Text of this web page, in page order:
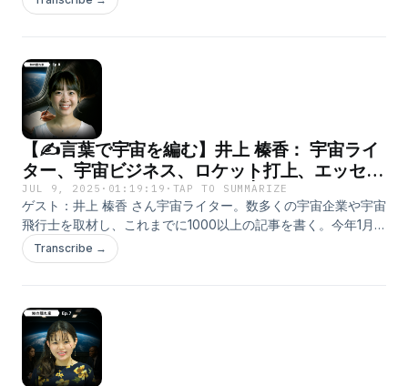
53:59 ヒューマノイド in space56:28 形を変えて姿勢を制御す
はやぶさ２を振り返る1:23:03 はやぶさ１を振り返る1:28:17 イ
トカワにタッチダウン1:38:00 太陽追尾運動1:41:34 土星の環を
通過するミッション1:46:18 科学ミッションの行方1:47:57 作家
＆研究者"知の隠れ家 Den of the Unknown"Patreon:
https://www.patreon.com/c/ChinoKakuregaX:
https://x.com/_hirototamuraInstagram:
https://www.instagram.com/_hirototamura/
email: joaquin.armijo@ipmu.jpタイムスタンプ：0:00 イントロ
フェイド）と超新星23:46 ハッブルの法則28:17 宇宙マイクロ
波背景放射30:48 バリオン音響振動34:00 宇宙の巨視的構造
40:40 修正重力理論47:52 宇宙空洞（ボイド）49:30 ダークマ
ター（暗黒物質）50:49 質量不足問題54:15 重力レンズ56:21 強
い重力レンズ59:55 すばる望遠鏡1:02:09 ブラックホール
1:05:05 ブラックホールはどう作られるのか？1:14:07 特異点
（シンギュラリティ）1:18:23 重力波1:25:34 重力波で測定でき
ること1:30:59 データ駆動型発見"知の隠れ家 Den of the
Unknown"Patreon:
https://www.patreon.com/c/ChinoKakuregaX:
https://x.com/_hirototamuraInstagram:
【✍️言葉で宇宙を編む】井上 榛香： 宇宙ライ
ター、宇宙ビジネス、ロケット打上、エッセ
イ、ロシア・ウクライナ戦争 | Ep.8
JUL 9, 2025 · 01:19:19 · TAP TO SUMMARIZE
ゲスト：井上 榛香 さん宇宙ライター。数多くの宇宙企業や宇宙
飛行士を取材し、これまでに1000以上の記事を書く。今年1月
には「宇宙を編む」というエッセイを出版。ロケットの打ち上
げといった宇宙開発の取材やその時の思い、宇宙法や国際関係
30 世界を平和にする第一歩」というアンソロジーへの寄稿とし
て、ウクライナの友人が直面する苦難を発信するにあたり、ラ
イターとして取るべき姿勢に対する葛藤と平和への願いを綴っ
ている。この寄稿文は中学の国語の教科書に採用された。X:
Transcribe →